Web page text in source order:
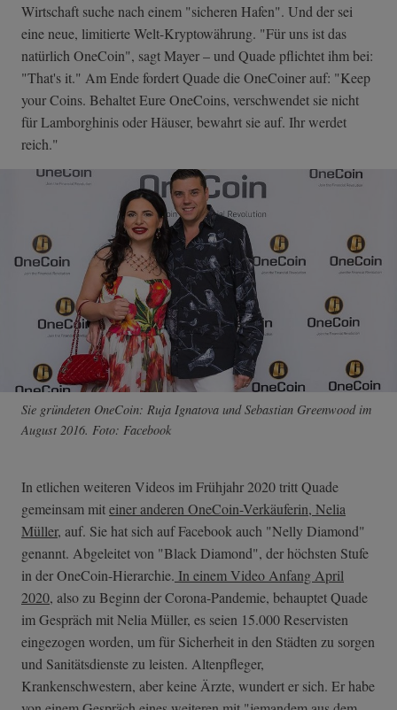
Wirtschaft suche nach einem "sicheren Hafen". Und der sei
eine neue, limitierte Welt-Kryptowährung. "Für uns ist das
natürlich OneCoin", sagt Mayer – und Quade pflichtet ihm bei:
"That's it." Am Ende fordert Quade die OneCoiner auf: "Keep
your Coins. Behaltet Eure OneCoins, verschwendet sie nicht
für Lamborghinis oder Häuser, bewahrt sie auf. Ihr werdet
reich."
Sie gründeten OneCoin: Ruja Ignatova und Sebastian Greenwood im
August 2016. Foto: Facebook
In etlichen weiteren Videos im Frühjahr 2020 tritt Quade
gemeinsam miteiner anderen OneCoin-Verkäuferin, Nelia
Müller, auf. Sie hat sich auf Facebook auch "Nelly Diamond"
genannt. Abgeleitet von "Black Diamond", der höchsten Stufe
in der OneCoin-Hierarchie. In einem Video Anfang April
2020, also zu Beginn der Corona-Pandemie, behauptet Quade
im Gespräch mit Nelia Müller, es seien 15.000 Reservisten
eingezogen worden, um für Sicherheit in den Städten zu sorgen
und Sanitätsdienste zu leisten. Altenpfleger,
Krankenschwestern, aber keine Ärzte, wundert er sich. Er habe